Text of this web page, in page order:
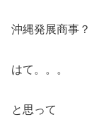
沖縄発展商事？
はて。。。
と思って